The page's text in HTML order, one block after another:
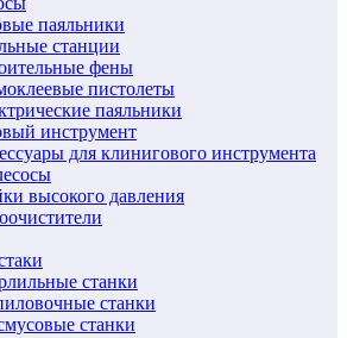
паяльники
станции
фены
пистолеты
паяльники
инструмент
для клинигового инструмента
высокого давления
станки
станки
станки